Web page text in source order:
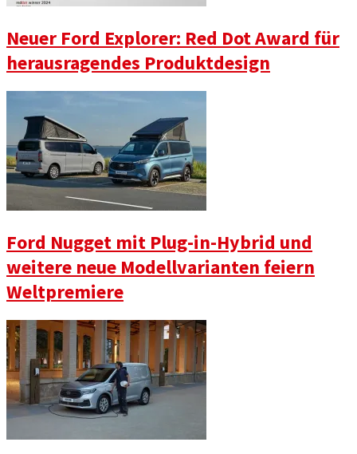
Neuer Ford Explorer: Red Dot Award für
herausragendes Produktdesign
Ford Nugget mit Plug-in-Hybrid und
weitere neue Modellvarianten feiern
Weltpremiere